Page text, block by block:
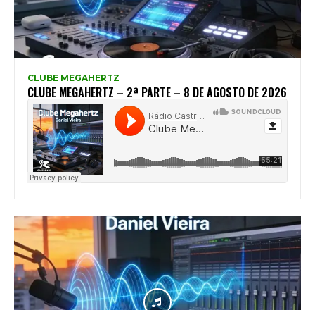
CLUBE MEGAHERTZ
CLUBE MEGAHERTZ – 2ª PARTE – 8 DE AGOSTO DE 2026